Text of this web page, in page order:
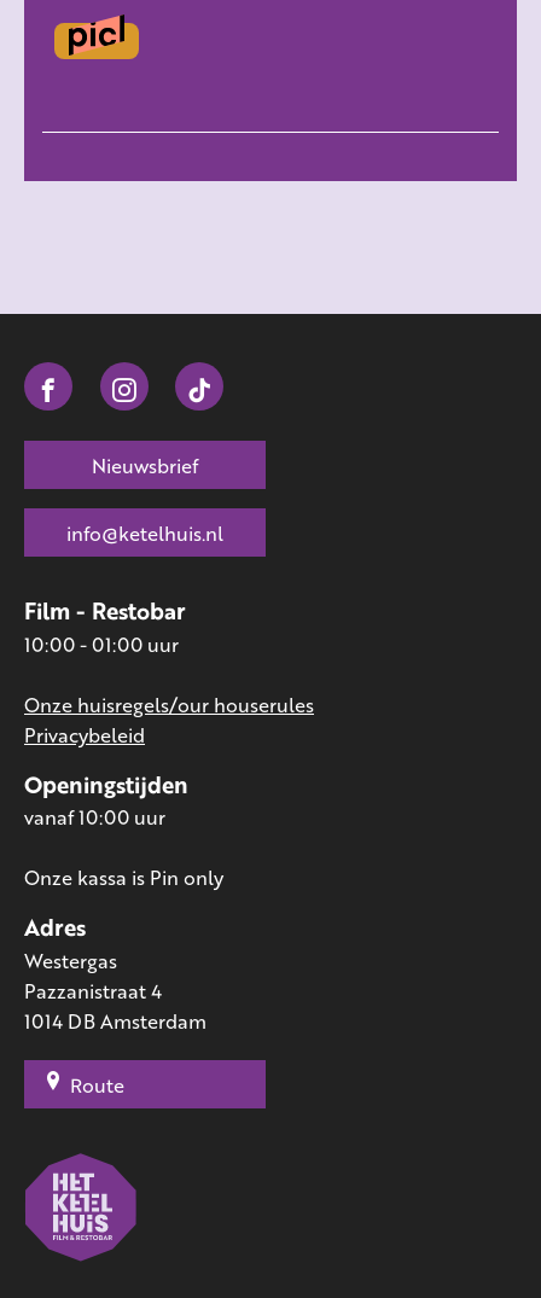
Adres
Westergas
Pazzanistraat 4
1014 DB Amsterdam
Route
Openingstijden
vanaf 10:00 uur
Onze kassa is Pin only
Film - Restobar
10:00 - 01:00 uur
Onze huisregels/our houserules
Privacybeleid
Nieuwsbrief
info@ketelhuis.nl